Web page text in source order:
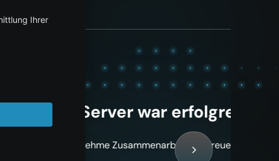
war erfolgreich!
Ich freue mich auf